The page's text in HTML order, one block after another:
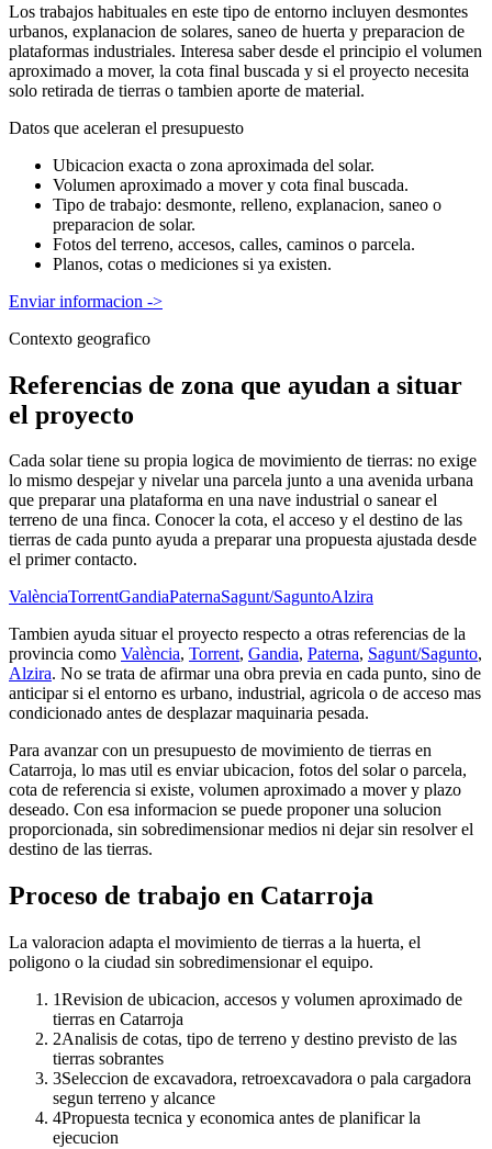
Los trabajos habituales en este tipo de entorno incluyen desmontes
urbanos, explanacion de solares, saneo de huerta y preparacion de
plataformas industriales. Interesa saber desde el principio el volumen
aproximado a mover, la cota final buscada y si el proyecto necesita
solo retirada de tierras o tambien aporte de material.
Datos que aceleran el presupuesto
Ubicacion exacta o zona aproximada del solar.
Volumen aproximado a mover y cota final buscada.
Tipo de trabajo: desmonte, relleno, explanacion, saneo o
preparacion de solar.
Fotos del terreno, accesos, calles, caminos o parcela.
Planos, cotas o mediciones si ya existen.
Enviar informacion ->
Contexto geografico
Referencias de zona que ayudan a situar
el proyecto
Cada solar tiene su propia logica de movimiento de tierras: no exige
lo mismo despejar y nivelar una parcela junto a una avenida urbana
que preparar una plataforma en una nave industrial o sanear el
terreno de una finca. Conocer la cota, el acceso y el destino de las
tierras de cada punto ayuda a preparar una propuesta ajustada desde
el primer contacto.
ValènciaTorrentGandiaPaternaSagunt/SaguntoAlzira
Tambien ayuda situar el proyecto respecto a otras referencias de la
provincia como València, Torrent, Gandia, Paterna, Sagunt/Sagunto,
Alzira. No se trata de afirmar una obra previa en cada punto, sino de
anticipar si el entorno es urbano, industrial, agricola o de acceso mas
condicionado antes de desplazar maquinaria pesada.
Para avanzar con un presupuesto de movimiento de tierras en
Catarroja, lo mas util es enviar ubicacion, fotos del solar o parcela,
cota de referencia si existe, volumen aproximado a mover y plazo
deseado. Con esa informacion se puede proponer una solucion
proporcionada, sin sobredimensionar medios ni dejar sin resolver el
destino de las tierras.
Proceso de trabajo en Catarroja
La valoracion adapta el movimiento de tierras a la huerta, el
poligono o la ciudad sin sobredimensionar el equipo.
1Revision de ubicacion, accesos y volumen aproximado de
tierras en Catarroja
2Analisis de cotas, tipo de terreno y destino previsto de las
tierras sobrantes
3Seleccion de excavadora, retroexcavadora o pala cargadora
segun terreno y alcance
4Propuesta tecnica y economica antes de planificar la
ejecucion